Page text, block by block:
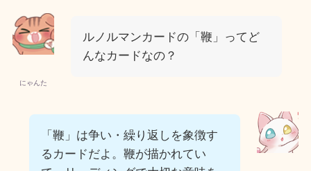
にゃんた
ルノルマンカードの「鞭」ってど
んなカードなの？
「鞭」は争い・繰り返しを象徴す
るカードだよ。鞭が描かれてい